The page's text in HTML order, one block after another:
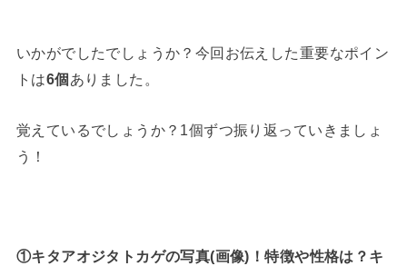
いかがでしたでしょうか？今回お伝えした重要なポイン
トは6個ありました。
覚えているでしょうか？1個ずつ振り返っていきましょ
う！
①キタアオジタトカゲの写真(画像)！特徴や性格は？キ